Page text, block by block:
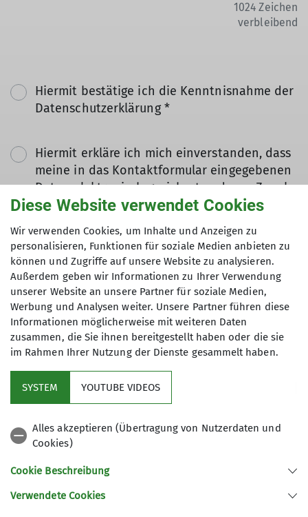
1024 Zeichen
verbleibend
Hiermit bestätige ich die Kenntnisnahme der
Datenschutzerklärung *
Hiermit erkläre ich mich einverstanden, dass
meine in das Kontaktformular eingegebenen
Daten elektronisch gesichert und zum Zweck
der Kontaktaufnahme verarbeitet und
meine Einwilligung jederzeit wiederrufen
kann. *
Mit (*) markierte Felder
sind Pflichtfelder
Absenden
Diese Website verwendet Cookies
Wir verwenden Cookies, um Inhalte und Anzeigen zu
personalisieren, Funktionen für soziale Medien anbieten zu
können und Zugriffe auf unsere Website zu analysieren.
Außerdem geben wir Informationen zu Ihrer Verwendung
unserer Website an unsere Partner für soziale Medien,
Werbung und Analysen weiter. Unsere Partner führen diese
Informationen möglicherweise mit weiteren Daten
zusammen, die Sie ihnen bereitgestellt haben oder die sie
im Rahmen Ihrer Nutzung der Dienste gesammelt haben.
SYSTEM YOUTUBE VIDEOS
Alles akzeptieren (Übertragung von Nutzerdaten und
Cookies)
Cookie Beschreibung
Verwendete Cookies